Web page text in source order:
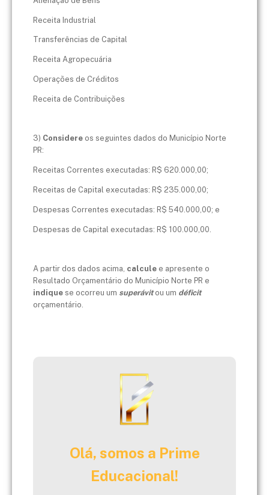
Receita Industrial
Transferências de Capital
Receita Agropecuária
Operações de Créditos
Receita de Contribuições
3) Considere os seguintes dados do Município Norte
PR:
Receitas Correntes executadas: R$ 620.000,00;
Receitas de Capital executadas: R$ 235.000,00;
Despesas Correntes executadas: R$ 540.000,00; e
Despesas de Capital executadas: R$ 100.000,00.
A partir dos dados acima, calcule e apresente o
Resultado Orçamentário do Município Norte PR e
indique se ocorreu um superávitou um déficit
orçamentário.
Olá, somos a Prime
Educacional!